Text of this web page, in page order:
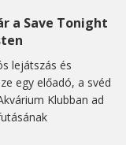
a Save Tonight
lejátszás és
egy előadó, a svéd
Klubban ad